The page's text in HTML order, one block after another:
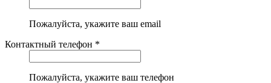
Пожалуйста, укажите ваш email
Контактный телефон *
Пожалуйста, укажите ваш телефон